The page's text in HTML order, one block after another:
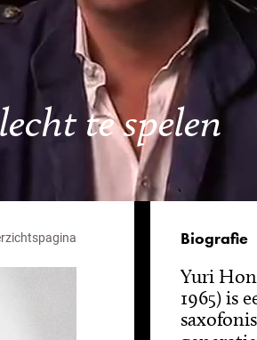
te spelen
Biografie
Yuri
1965) is